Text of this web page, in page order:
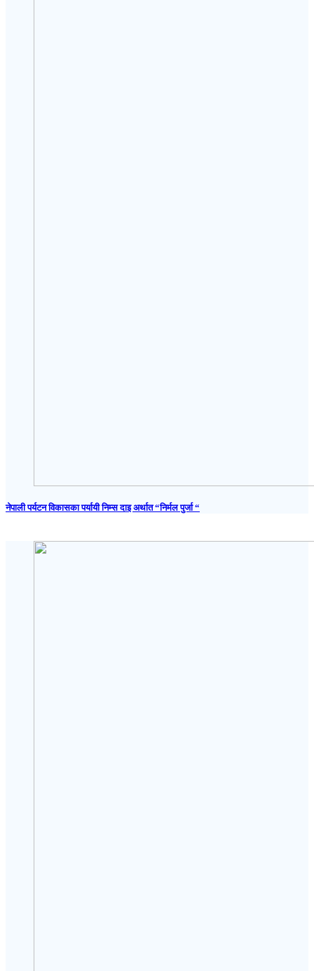
नेपाली पर्यटन विकासका पर्यायी निम्स दाइ अर्थात “निर्मल पुर्जा “